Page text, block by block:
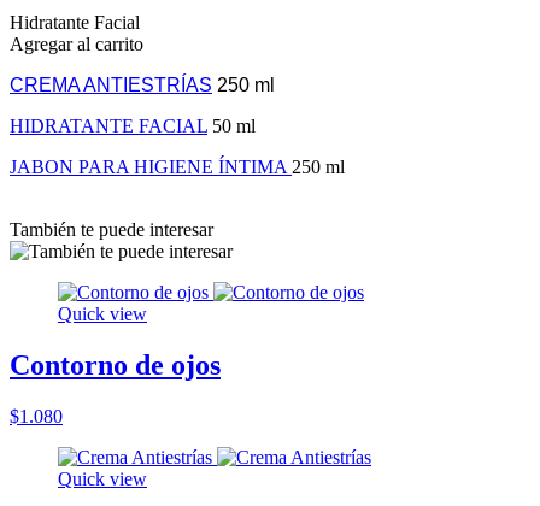
Hidratante Facial
Agregar al carrito
CREMA ANTIESTRÍAS 250 ml
HIDRATANTE FACIAL 50 ml
JABON PARA HIGIENE ÍNTIMA 250 ml
También te puede interesar
Quick view
Contorno de ojos
$1.080
Quick view